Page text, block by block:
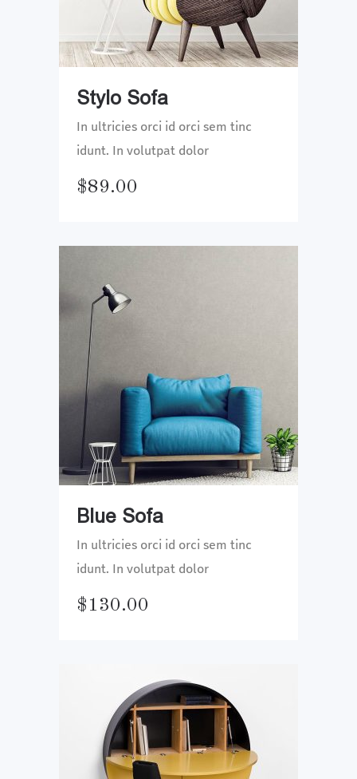
Stylo Sofa
In ultricies orci id orci sem tinc
idunt. In volutpat dolor
$89.00
Blue Sofa
In ultricies orci id orci sem tinc
idunt. In volutpat dolor
$ 130.00